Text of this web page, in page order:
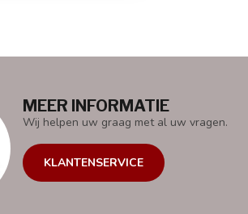
MEER INFORMATIE
Wij helpen uw graag met al uw vragen.
KLANTENSERVICE